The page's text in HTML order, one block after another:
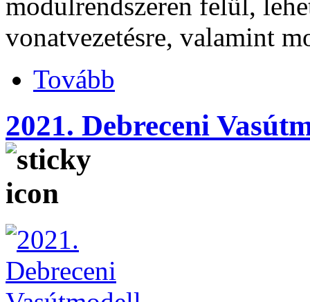
vonatvezetésre, valamint
Tovább
2021. Debreceni